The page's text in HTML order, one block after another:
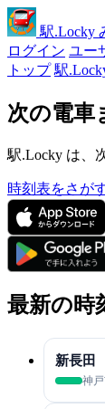
駅.Locky
ログイン ユー
トップ 駅
次の電車
駅.Locky は、
時刻表をさが
最新の時
新長田
神